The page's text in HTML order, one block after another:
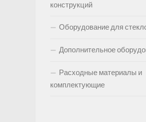
конструкций
Оборудование для
Дополнительное
Расходные материалы и
комплектующие